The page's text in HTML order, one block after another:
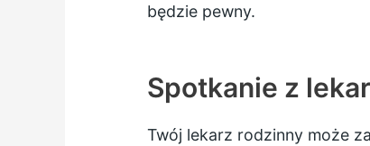
będzie pewny.
Spotkanie z
Twój lekarz rodzinny może